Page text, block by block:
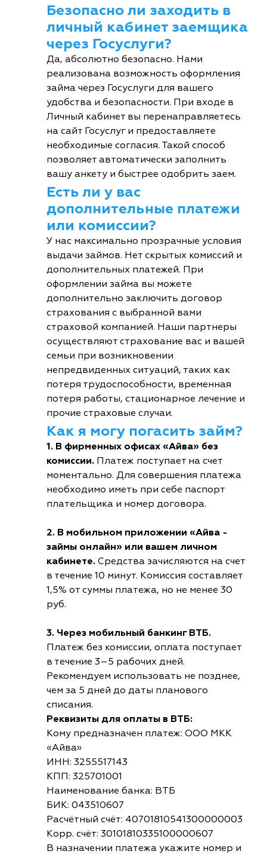
Безопасно ли заходить в
личный кабинет заемщика
через Госуслуги?
Да, абсолютно безопасно. Нами
реализована возможность оформления
займа через Госуслуги для вашего
удобства и безопасности. При входе в
Личный кабинет вы перенаправляетесь
на сайт Госуслуг и предоставляете
необходимые согласия. Такой способ
позволяет автоматически заполнить
вашу анкету и быстрее одобрить заем.
Есть ли у вас
дополнительные платежи
или комиссии?
У нас максимально прозрачные условия
выдачи займов. Нет скрытых комиссий и
дополнительных платежей. При
оформлении займа вы можете
дополнительно заключить договор
страхования с выбранной вами
страховой компанией. Наши партнеры
осуществляют страхование вас и вашей
семьи при возникновении
непредвиденных ситуаций, таких как
потеря трудоспособности, временная
потеря работы, стационарное лечение и
прочие страховые случаи.
Как я могу погасить займ?
1. В фирменных офисах «Айва» без
комиссии. Платеж поступает на счет
моментально. Для совершения платежа
необходимо иметь при себе паспорт
плательщика и номер договора.
2. В мобильном приложении «Айва -
займы онлайн» или вашем личном
кабинете. Средства зачисляются на счет
в течение 10 минут. Комиссия составляет
1,5% от суммы платежа, но не менее 30
руб.
3. Через мобильный банкинг ВТБ.
Платеж без комиссии, оплата поступает
в течение 3–5 рабочих дней.
Рекомендуем использовать не позднее,
чем за 5 дней до даты планового
списания.
Реквизиты для оплаты в ВТБ:
Кому предназначен платеж: ООО МКК
«Айва»
ИНН: 3255517143
КПП: 325701001
Наименование банка: ВТБ
БИК: 043510607
Расчётный счёт: 40701810541300000003
Корр. счёт: 30101810335100000607
В назначении платежа укажите номер и